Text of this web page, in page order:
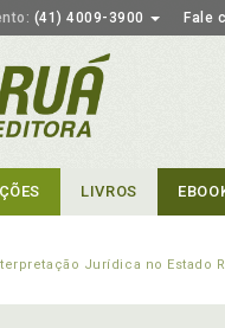
(41) 4009-3900 Fale
LIVROS
Jurídica no Estado